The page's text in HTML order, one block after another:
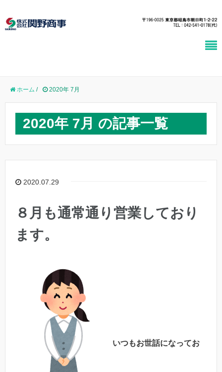
ホーム / 2020年 7月
2020年 7月 の記事一覧
2020.07.29
８月も通常通り営業しており
ます。
いつもお世話になってお